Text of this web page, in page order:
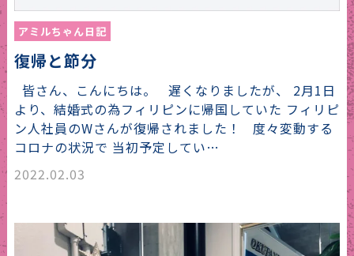
アミルちゃん日記
復帰と節分
皆さん、こんにちは。 遅くなりましたが、 2月1日
より、結婚式の為フィリピンに帰国していた フィリピ
ン人社員のWさんが復帰されました！ 度々変動する
コロナの状況で 当初予定してい…
2022.02.03